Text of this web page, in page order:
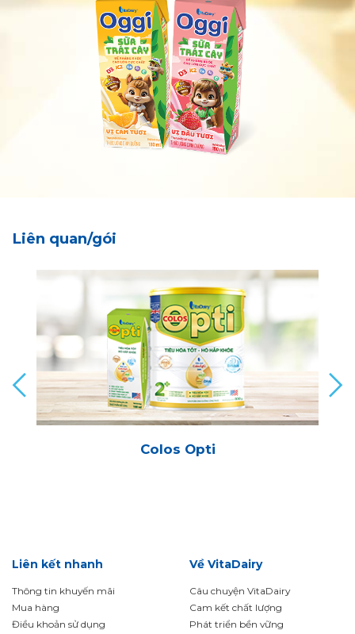
Liên quan/gói
Colos Opti
Liên kết nhanh
Thông tin khuyến mãi
Mua hàng
Điều khoản sử dụng
Về VitaDairy
Câu chuyện VitaDairy
Cam kết chất lượng
Phát triển bền vững